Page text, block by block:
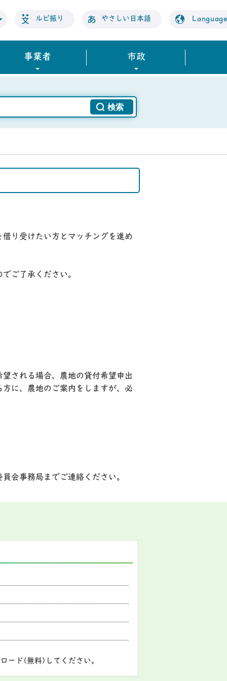
ルビ振り やさしい日本語 Language
事業者 市政
り受けたい方とマッチングを進め
ご了承ください。
される場合、農地の貸付希望申出
に、農地のご案内をしますが、必
会事務局までご連絡ください。
ード(無料)してください。